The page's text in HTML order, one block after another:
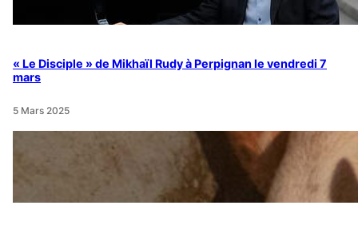
« Le Disciple » de Mikhaïl Rudy à Perpignan le vendredi 7
mars
5 Mars 2025